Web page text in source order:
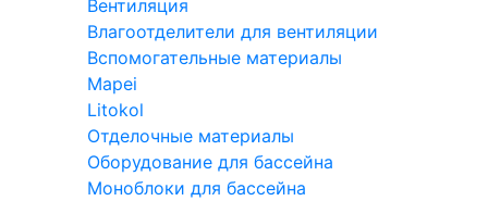
Вентиляция
Влагоотделители для вентиляции
Вспомогательные материалы
Mapei
Litokol
Отделочные материалы
Оборудование для бассейна
Моноблоки для бассейна